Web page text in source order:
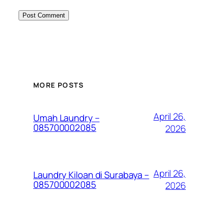
MORE POSTS
Umah Laundry –
085700002085
April 26,
2026
Laundry Kiloan di Surabaya –
085700002085
April 26,
2026